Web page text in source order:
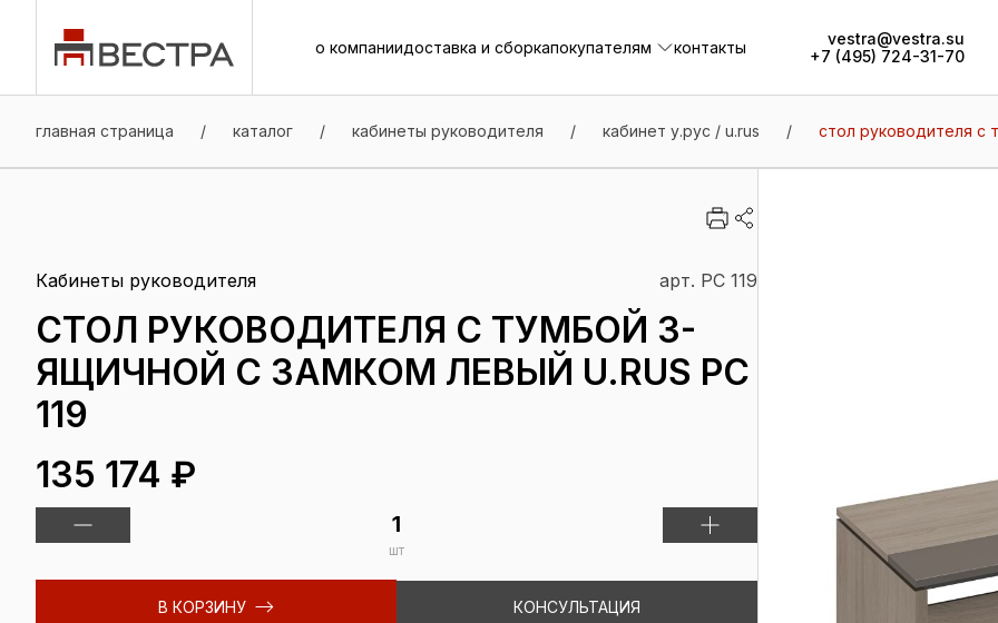
о компаниидоставка и сборкапокупателям
контакты
vestra@vestra.su
+7 (495) 724-31-70
главная страница / каталог / кабинеты руководителя / кабинет у.рус / u.rus / стол руководителя с
Кабинеты руководителя арт. РС 119
СТОЛ РУКОВОДИТЕЛЯ С ТУМБОЙ 3-
ЯЩИЧНОЙ С ЗАМКОМ ЛЕВЫЙ U.RUS РС
119
135 174 ₽
шт
В КОРЗИНУ КОНСУЛЬТАЦИЯ